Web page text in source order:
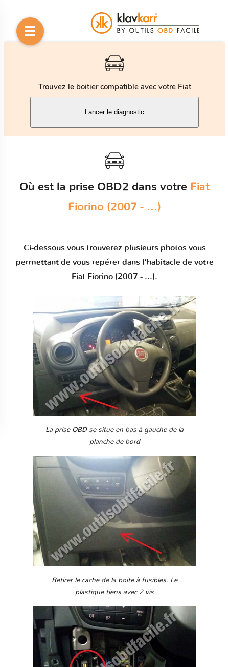
Trouvez le boitier compatible avec votre Fiat
Lancer le diagnostic
Où est la prise OBD2 dans votre Fiat
Fiorino (2007 - ...)
Ci-dessous vous trouverez plusieurs photos vous
permettant de vous repérer dans l'habitacle de votre
Fiat Fiorino (2007 - ...).
La prise OBD se situe en bas à gauche de la
planche de bord
Retirer le cache de la boite à fusibles. Le
plastique tiens avec 2 vis